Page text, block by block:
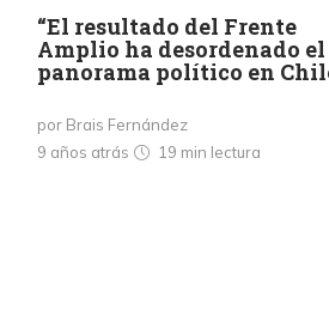
“El resultado del Frente
Amplio ha desordenado el
panorama político en
por Brais Fernández
9 años atrás
19 min lectura